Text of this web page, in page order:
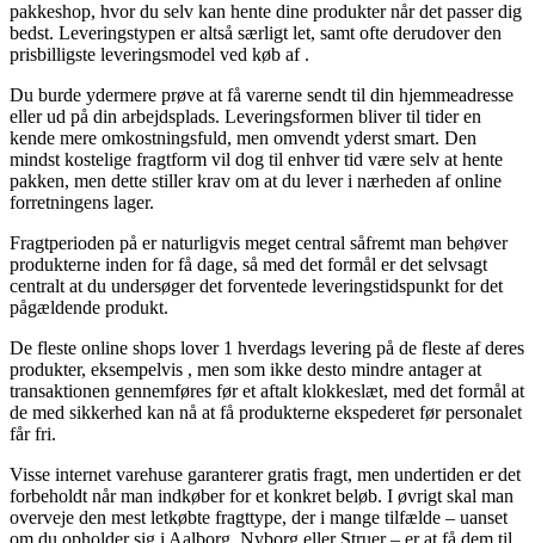
pakkeshop, hvor du selv kan hente dine produkter når det passer dig
bedst. Leveringstypen er altså særligt let, samt ofte derudover den
prisbilligste leveringsmodel ved køb af .
Du burde ydermere prøve at få varerne sendt til din hjemmeadresse
eller ud på din arbejdsplads. Leveringsformen bliver til tider en
kende mere omkostningsfuld, men omvendt yderst smart. Den
mindst kostelige fragtform vil dog til enhver tid være selv at hente
pakken, men dette stiller krav om at du lever i nærheden af online
forretningens lager.
Fragtperioden på er naturligvis meget central såfremt man behøver
produkterne inden for få dage, så med det formål er det selvsagt
centralt at du undersøger det forventede leveringstidspunkt for det
pågældende produkt.
De fleste online shops lover 1 hverdags levering på de fleste af deres
produkter, eksempelvis , men som ikke desto mindre antager at
transaktionen gennemføres før et aftalt klokkeslæt, med det formål at
de med sikkerhed kan nå at få produkterne ekspederet før personalet
får fri.
Visse internet varehuse garanterer gratis fragt, men undertiden er det
forbeholdt når man indkøber for et konkret beløb. I øvrigt skal man
overveje den mest letkøbte fragttype, der i mange tilfælde – uanset